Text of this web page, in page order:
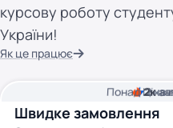
курсову роботу
України!
Як це працює
Швидке замовлення
2
Ціна
Понад2к